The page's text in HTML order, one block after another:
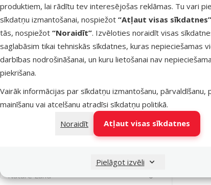
produktiem, lai rādītu tev interesējošas reklāmas. Tu vari
sīkdatņu izmantošanai, nospiežot “Atļaut visas sīkdatnes”
tās, nospiežot “Noraidīt”. Izvēloties noraidīt visas
saglabāsim tikai tehniskās sīkdatnes, kuras nepieciešamas
darbības nodrošināšanai, un kuru lietošanai nav
piekrišana.
Vairāk informācijas par sīkdatņu izmantošanu, pārvaldīšanu,
mainīšanu vai atcelšanu atradīsi sīkdatņu politikā.
Noraidīt
Atļaut visas sīkdatnes
Pielāgot izvēli
KAY
0
KONG
2
Lets Play
0
Magic Cat
0
Marina
0
0
0
Nature Land
0
Noliktavā